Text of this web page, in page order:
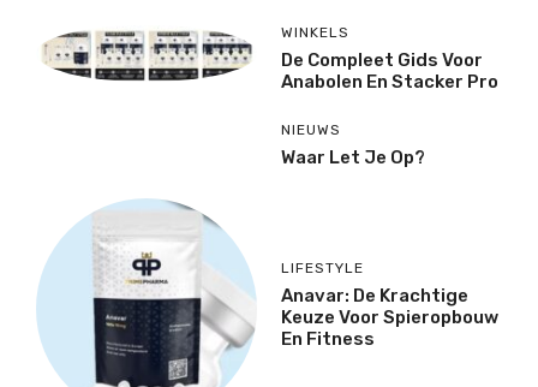
WINKELS
De Compleet Gids Voor
Anabolen En Stacker Pro
NIEUWS
Waar Let Je Op?
LIFESTYLE
Anavar: De Krachtige
Keuze Voor Spieropbouw
En Fitness